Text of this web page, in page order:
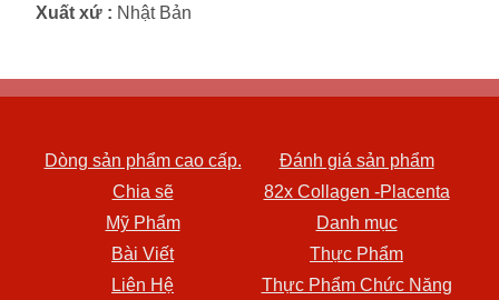
Xuất xứ : Nhật Bản
Dòng sản phẩm cao cấp.
Đánh giá sản phẩm
Chia sẽ
82x Collagen -Placenta
Mỹ Phẩm
Danh mục
Bài Viết
Thực Phẩm
Liên Hệ
Thực Phẩm Chức Năng